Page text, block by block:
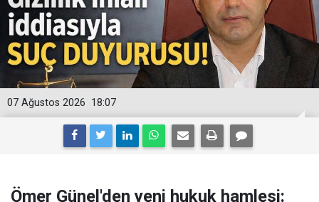
18:07
07 Ağustos 2026
Ömer Günel'den yeni hukuk hamlesi: